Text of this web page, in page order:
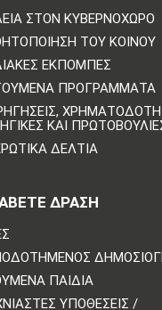
ΣΤΟΝ ΚΥΒΕΡΝΟΧΏΡΟ
ΤΟΥ ΚΟΙΝΟΎ
ΕΚΠΟΜΠΈΣ
ΠΡΟΓΡΆΜΜΑΤΑ
ΚΑΙ
ΔΕΛΤΊΑ
ΔΡΆΣΗ
ΠΑΙΔΙΆ
ΥΠΟΘΈΣΕΙΣ /